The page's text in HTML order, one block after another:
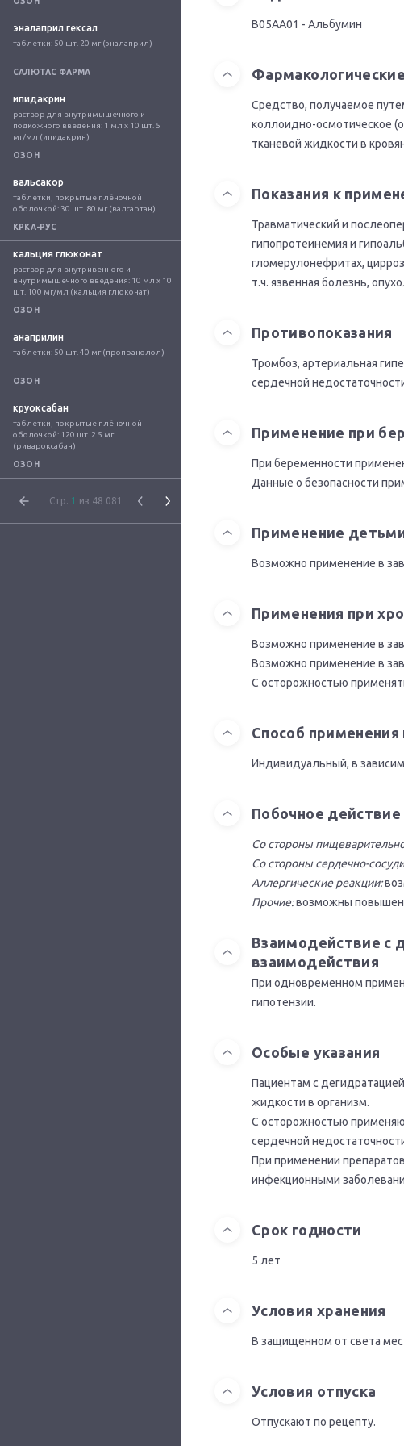
эналаприл гексал
таблетки: 50 шт. 20 мг (эналаприл)
САЛЮТАС ФАРМА
ипидакрин
раствор для внутримышечного и
подкожного введения: 1 мл x 10 шт. 5
мг/мл (ипидакрин)
ОЗОН
вальсакор
таблетки, покрытые плёночной
оболочкой: 30 шт. 80 мг (валсартан)
КРКА-РУС
кальция глюконат
раствор для внутривенного и
внутримышечного введения: 10 мл x 10
шт. 100 мг/мл (кальция глюконат)
ОЗОН
анаприлин
таблетки: 50 шт. 40 мг (пропранолол)
ОЗОН
круоксабан
таблетки, покрытые плёночной
оболочкой: 120 шт. 2.5 мг
(ривароксабан)
ОЗОН
Стр. 1 из 48 081
B05AA01 - Альбумин
Средство, получаемое
коллоидно-осмотическое
тканевой жидкости в
Показания к
Травматический и
гипопротеинемия и
гломерулонефритах,
т.ч. язвенная болезнь,
Противопоказания
Тромбоз, артериальная
сердечной
Применение при
При беременности
Данные о безопасности
Применение
Возможно применение в
Применения при
Возможно применение в
Возможно применение в
С осторожностью
Способ применения
Индивидуальный, в
Побочное действие
Со стороны
Со стороны сердечно-
Аллергические реакции:
Прочие:возможны
Взаимодействие с
взаимодействия
При одновременном
гипотензии.
Особые указания
Пациентам с
жидкости в организм.
С осторожностью
сердечной
При применении
инфекционными
Срок годности
5 лет
Условия хранения
В защищенном от света
Условия отпуска
Отпускают по рецепту.